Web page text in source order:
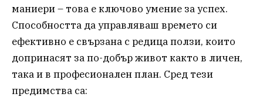
маниери – това е ключово умение за успех.
Способността да управляваш времето си
ефективно е свързана с редица ползи, които
допринасят за по-добър живот както в личен,
така и в професионален план. Сред тези
предимства са: